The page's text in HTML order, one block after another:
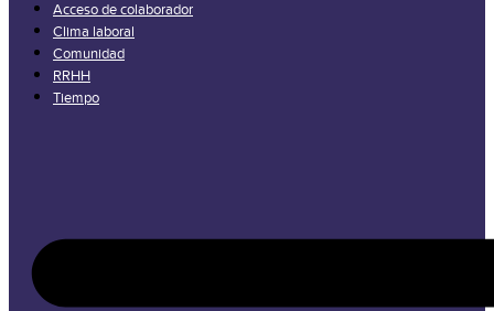
Acceso de colaborador
Clima laboral
Comunidad
RRHH
Tiempo